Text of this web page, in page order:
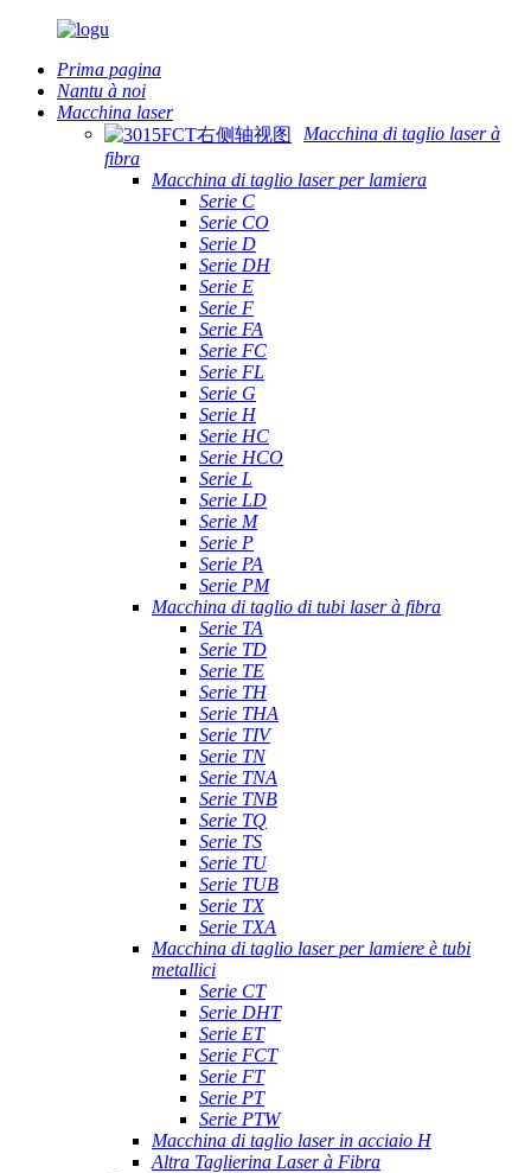
Prima pagina
Nantu à noi
Macchina laser
Macchina di taglio laser à
fibra
Macchina di taglio laser per lamiera
Serie C
Serie CO
Serie D
Serie DH
Serie E
Serie F
Serie FA
Serie FC
Serie FL
Serie G
Serie H
Serie HC
Serie HCO
Serie L
Serie LD
Serie M
Serie P
Serie PA
Serie PM
Macchina di taglio di tubi laser à fibra
Serie TA
Serie TD
Serie TE
Serie TH
Serie THA
Serie TIV
Serie TN
Serie TNA
Serie TNB
Serie TQ
Serie TS
Serie TU
Serie TUB
Serie TX
Serie TXA
Macchina di taglio laser per lamiere è tubi
metallici
Serie CT
Serie DHT
Serie ET
Serie FCT
Serie FT
Serie PT
Serie PTW
Macchina di taglio laser in acciaio H
Altra Taglierina Laser à Fibra